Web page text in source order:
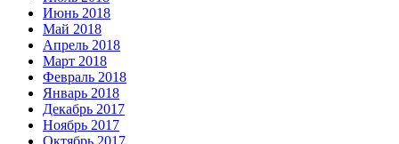
Июнь 2018
Май 2018
Апрель 2018
Март 2018
Февраль 2018
Январь 2018
Декабрь 2017
Ноябрь 2017
Октябрь 2017